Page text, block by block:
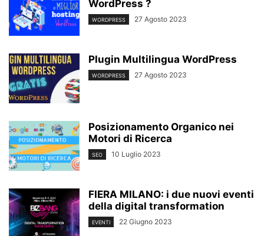
WordPress ?
WORDPRESS 27 Agosto 2023
Plugin Multilingua WordPress
WORDPRESS 27 Agosto 2023
Posizionamento Organico nei
Motori di Ricerca
SEO 10 Luglio 2023
FIERA MILANO: i due nuovi eventi
della digital transformation
EVENTI 22 Giugno 2023